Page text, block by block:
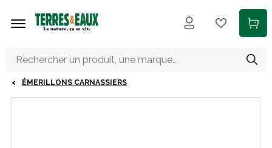
ÉMERILLONS CARNASSIERS